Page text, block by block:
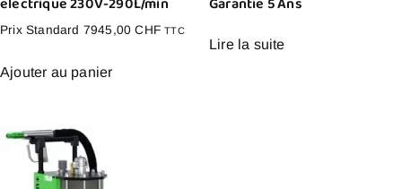
Prix Standard 7945,00CHF TTC
Ajouter au panier
Lire la suite